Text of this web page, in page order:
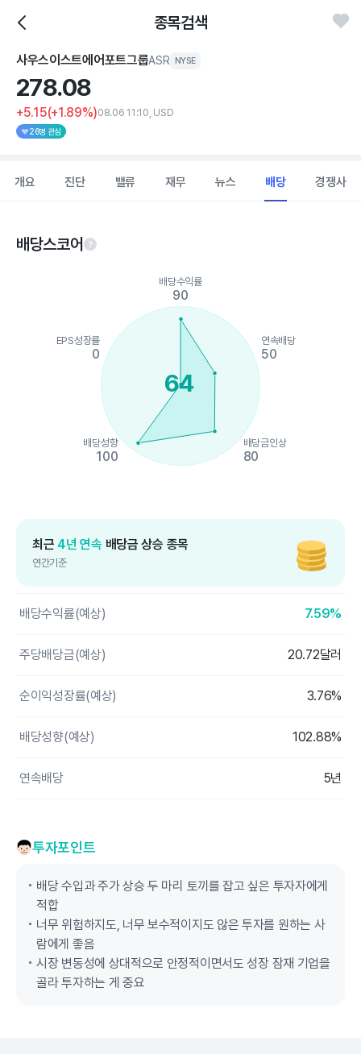
종목검색
사우스이스트에어포트그룹ASR NYSE
278.08
+5.15(+1.89%)08.06 11:10, USD
26명 관심
개요 진단 밸류 재무 뉴스 배당 경쟁사
배당스코어
The chart has 1 X axis displaying categories.
The chart has 1 Y axis displaying values. Data ranges from 0
64
배당수익률
90
연속배당
50
배당금인상
80
배당성향
100
EPS성장률
0
최근 4년 연속 배당금 상승 종목
연간기준
배당수익률(예상) 7.59%
주당배당금(예상) 20.72달러
순이익성장률(예상) 3.76%
배당성향(예상) 102.88%
연속배당 5년
투자포인트
배당 수입과 주가 상승 두 마리 토끼를 잡고 싶은 투자자에게
적합
너무 위험하지도, 너무 보수적이지도 않은 투자를 원하는 사
람에게 좋음
시장 변동성에 상대적으로 안정적이면서도 성장 잠재 기업을
골라 투자하는 게 중요